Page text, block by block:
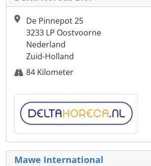
De Pinnepot 25
3233 LP Oostvoorne
Nederland
Zuid-Holland
84 Kilometer
Mawe International